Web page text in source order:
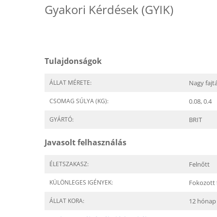
Gyakori Kérdések (GYIK)
Tulajdonságok
ÁLLAT MÉRETE: Nagy
CSOMAG SÚLYA (KG): 0.08, 0.4
GYÁRTÓ: BRIT
Javasolt felhasználás
ÉLETSZAKASZ: Felnőtt
KÜLÖNLEGES IGÉNYEK: Fokozott
ÁLLAT KORA: 12 hónap